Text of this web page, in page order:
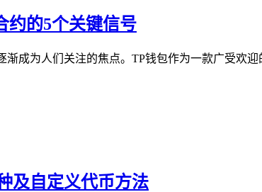
约的5个关键信号
成为人们关注的焦点。TP钱包作为一款广受欢
及自定义代币方法